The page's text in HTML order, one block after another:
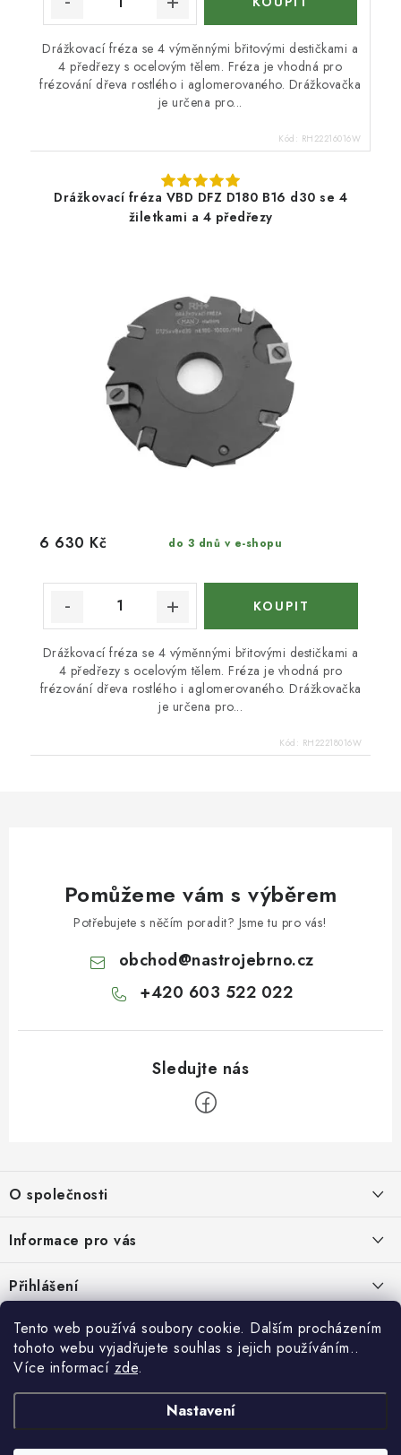
Tento web používá soubory cookie. Dalším procházením
tohoto webu vyjadřujete souhlas s jejich používáním..
Více informací zde.
Nastavení
Drážkovací fréza se 4 výměnnými břitovými destičkami a
4 předřezy s ocelovým tělem. Fréza je vhodná pro
frézování dřeva rostlého i aglomerovaného. Drážkovačka
je určena pro...
Kód: RH22216016W
Drážkovací fréza VBD DFZ D180 B16 d30 se 4
žiletkami a 4 předřezy
do 3 dnů v e-shopu
6 630 Kč
Drážkovací fréza se 4 výměnnými břitovými destičkami a
4 předřezy s ocelovým tělem. Fréza je vhodná pro
frézování dřeva rostlého i aglomerovaného. Drážkovačka
je určena pro...
Kód: RH22218016W
Pomůžeme vám s výběrem
Potřebujete s něčím poradit? Jsme tu pro vás!
obchod@nastrojebrno.cz
+420 603 522 022
p
a
O společnosti
O nás
Recenze zákazníků
Novinky, návody, blog
Sponzorujeme
Informace pro vás
Obchodní podmínky
Doprava
Způsoby platby
Reklamace
Přihlášení
Přijímáme online platby
Vytvořil Shoptet